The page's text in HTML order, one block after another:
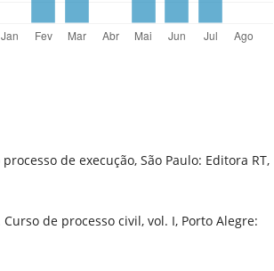
de execução, São Paulo: Editora RT,
Curso de processo civil, vol. I, Porto Alegre: